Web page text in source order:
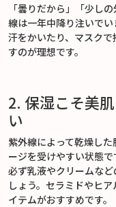
「曇りだから」「少し
線は一年中降り注いでい
汗をかいたり、マスク
すのが理想です。
2. 保湿こそ美
い
紫外線によって乾燥し
ージを受けやすい状態で
必ず乳液やクリームな
しょう。セラミドやヒ
イテムがおすすめです。